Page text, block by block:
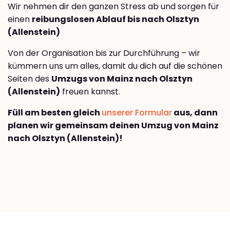
Wir nehmen dir den ganzen Stress ab und sorgen für
einen reibungslosen Ablauf bis nach Olsztyn
(Allenstein)
Von der Organisation bis zur Durchführung – wir
kümmern uns um alles, damit du dich auf die schönen
Seiten des Umzugs von Mainz nach Olsztyn
(Allenstein) freuen kannst.
Füll am besten gleich unserer Formularaus, dann
planen wir gemeinsam deinen Umzug von Mainz
nach Olsztyn (Allenstein)!